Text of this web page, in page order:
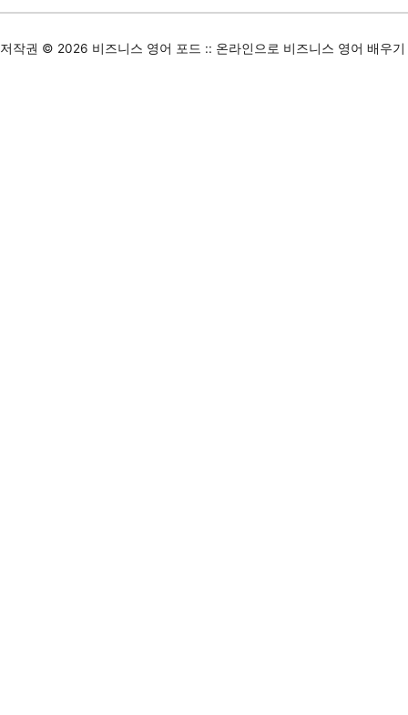
저작권 © 2026 비즈니스 영어 포드 :: 온라인으로 비즈니스 영어 배우기